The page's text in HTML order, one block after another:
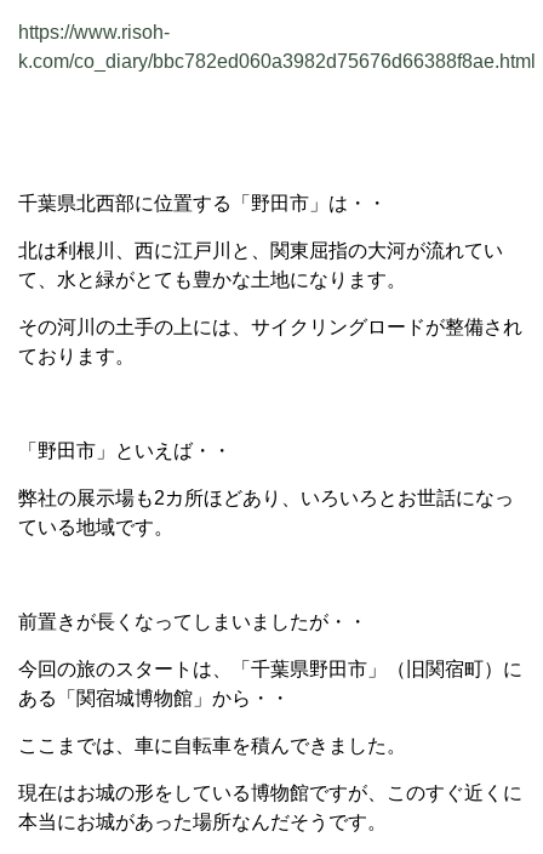
https://www.risoh-
k.com/co_diary/bbc782ed060a3982d75676d66388f8ae.html
千葉県北西部に位置する「野田市」は・・
北は利根川、西に江戸川と、関東屈指の大河が流れてい
て、水と緑がとても豊かな土地になります。
その河川の土手の上には、サイクリングロードが整備され
ております。
「野田市」といえば・・
弊社の展示場も2カ所ほどあり、いろいろとお世話になっ
ている地域です。
前置きが長くなってしまいましたが・・
今回の旅のスタートは、「千葉県野田市」（旧関宿町）に
ある「関宿城博物館」から・・
ここまでは、車に自転車を積んできました。
現在はお城の形をしている博物館ですが、このすぐ近くに
本当にお城があった場所なんだそうです。